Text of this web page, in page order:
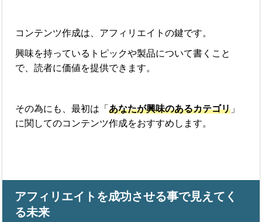
コンテンツ作成は、アフィリエイトの鍵です。
興味を持っているトピックや製品について書くこと
で、読者に価値を提供できます。
その為にも、最初は「あなたが興味のあるカテゴリ 」
に関してのコンテンツ作成をおすすめします。
アフィリエイトを成功させる事で見えてく
る未来